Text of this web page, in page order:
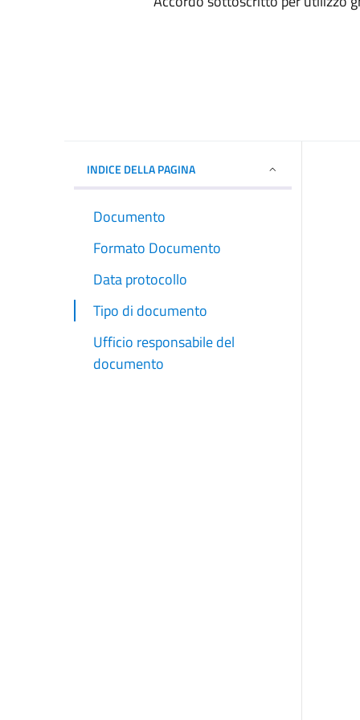
INDICE DELLA PAGINA
Documento
Formato Documento
Data protocollo
Tipo di documento
Ufficio responsabile del
documento